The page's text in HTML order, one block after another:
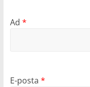
Ad *
E-posta *